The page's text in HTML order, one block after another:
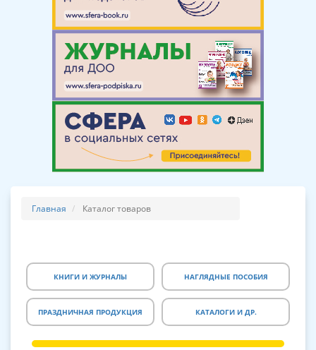
Главная Каталог товаров
КНИГИ И ЖУРНАЛЫ НАГЛЯДНЫЕ ПОСОБИЯ
ПРАЗДНИЧНАЯ ПРОДУКЦИЯ КАТАЛОГИ И ДР.